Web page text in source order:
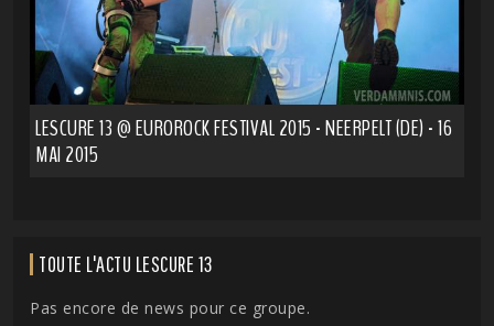
LESCURE 13 @ EUROROCK FESTIVAL 2015 - NEERPELT (DE) - 16
MAI 2015
TOUTE L'ACTU LESCURE 13
Pas encore de news pour ce groupe.